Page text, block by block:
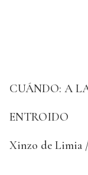
CUÁNDO: A
ENTROIDO
Xinzo de Limia